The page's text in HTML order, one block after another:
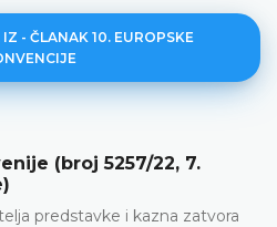
- ČLANAK 10. EUROPSKE
Miladze protiv
Razmjerna prekršajna